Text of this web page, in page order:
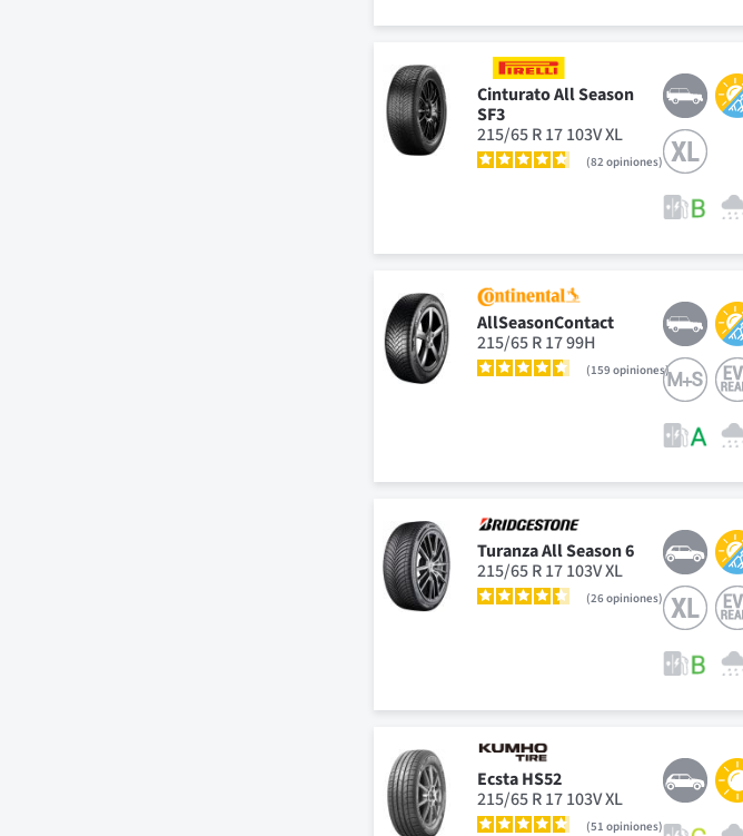
Cinturato All Season
SF3
215/65 R 17 103V XL
82opiniones
AllSeasonContact
215/65 R 17 99H
159opiniones
Turanza All Season 6
215/65 R 17 103V XL
26opiniones
Ecsta HS52
215/65 R 17 103V XL
51opiniones